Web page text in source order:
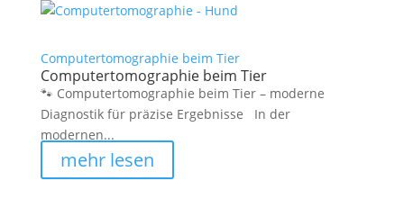
Computertomographie beim Tier
Computertomographie beim Tier
🐾 Computertomographie beim Tier – moderne
Diagnostik für präzise Ergebnisse In der
modernen...
mehr lesen